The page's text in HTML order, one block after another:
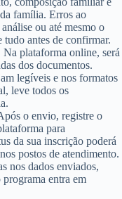
família. Erros ao
ou até mesmo o
antes de confirmar.
Na plataforma online, será
dos documentos.
legíveis e nos formatos
leve todos os
o envio, registre o
para
da sua inscrição poderá
postos de atendimento.
nos dados enviados,
programa entra em